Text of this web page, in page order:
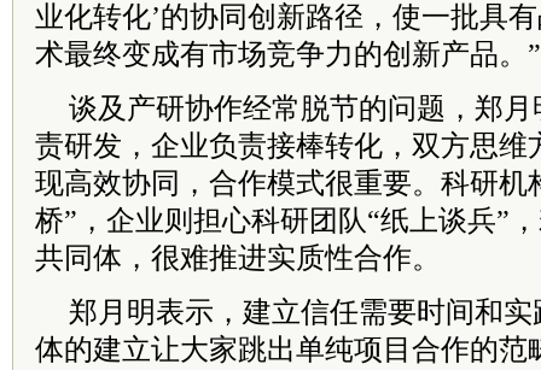
业化转化’的协同创新路径，使一批具
术最终变成有市场竞争力的创新产品。
谈及产研协作经常脱节的问题，郑
责研发，企业负责接棒转化，双方思维
现高效协同，合作模式很重要。科研机
桥”，企业则担心科研团队“纸上谈兵”
共同体，很难推进实质性合作。
郑月明表示，建立信任需要时间和
体的建立让大家跳出单纯项目合作的范